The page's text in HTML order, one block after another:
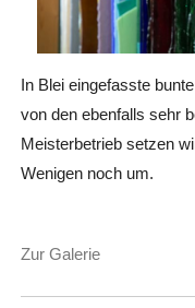
In Blei eingefasste
von den ebenfalls sehr
Meisterbetrieb setzen
Wenigen noch um.
Zur Galerie